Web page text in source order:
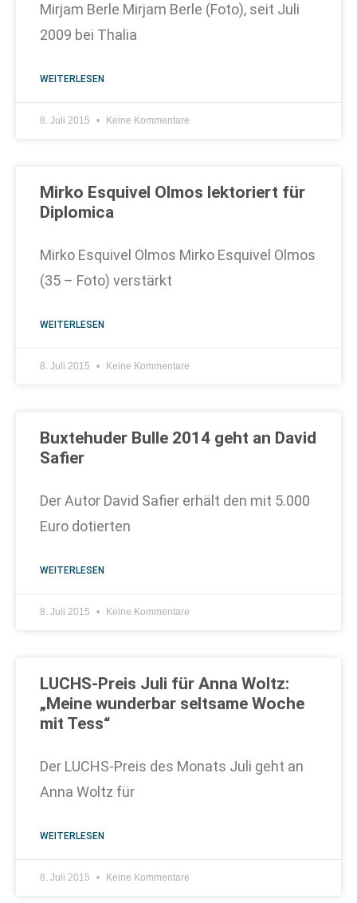
Mirjam Berle Mirjam Berle (Foto), seit Juli
2009 bei Thalia
WEITERLESEN
8. Juli 2015 Keine Kommentare
Mirko Esquivel Olmos lektoriert für
Diplomica
Mirko Esquivel Olmos Mirko Esquivel Olmos
(35 – Foto) verstärkt
WEITERLESEN
8. Juli 2015 Keine Kommentare
Buxtehuder Bulle 2014 geht an David
Safier
Der Autor David Safier erhält den mit 5.000
Euro dotierten
WEITERLESEN
8. Juli 2015 Keine Kommentare
LUCHS-Preis Juli für Anna Woltz:
„Meine wunderbar seltsame Woche
mit Tess“
Der LUCHS-Preis des Monats Juli geht an
Anna Woltz für
WEITERLESEN
8. Juli 2015 Keine Kommentare